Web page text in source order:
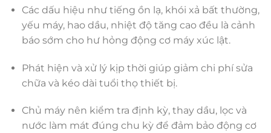
Các dấu hiệu như tiếng ồn lạ, khói xả bất thường,
yếu máy, hao dầu, nhiệt độ tăng cao đều là cảnh
báo sớm cho hư hỏng động cơ máy xúc lật.
Phát hiện và xử lý kịp thời giúp giảm chi phí sửa
chữa và kéo dài tuổi thọ thiết bị.
Chủ máy nên kiểm tra định kỳ, thay dầu, lọc và
nước làm mát đúng chu kỳ để đảm bảo động cơ